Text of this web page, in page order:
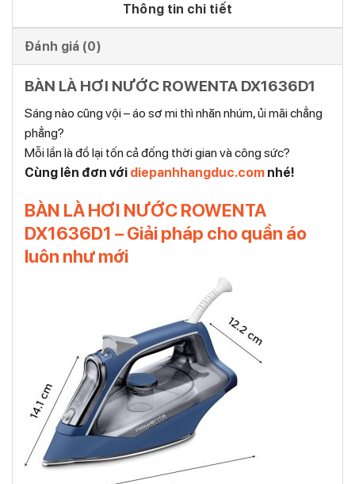
Thông tin chi tiết
Đánh giá (0)
BÀN LÀ HƠI NƯỚC ROWENTA DX1636D1
Sáng nào cũng vội – áo sơ mi thì nhăn nhúm, ủi mãi chẳng
phẳng?
Mỗi lần là đồ lại tốn cả đống thời gian và công sức?
Cùng lên đơn với diepanhhangduc.com nhé!
BÀN LÀ HƠI NƯỚC ROWENTA
DX1636D1 – Giải pháp cho quần áo
luôn như mới